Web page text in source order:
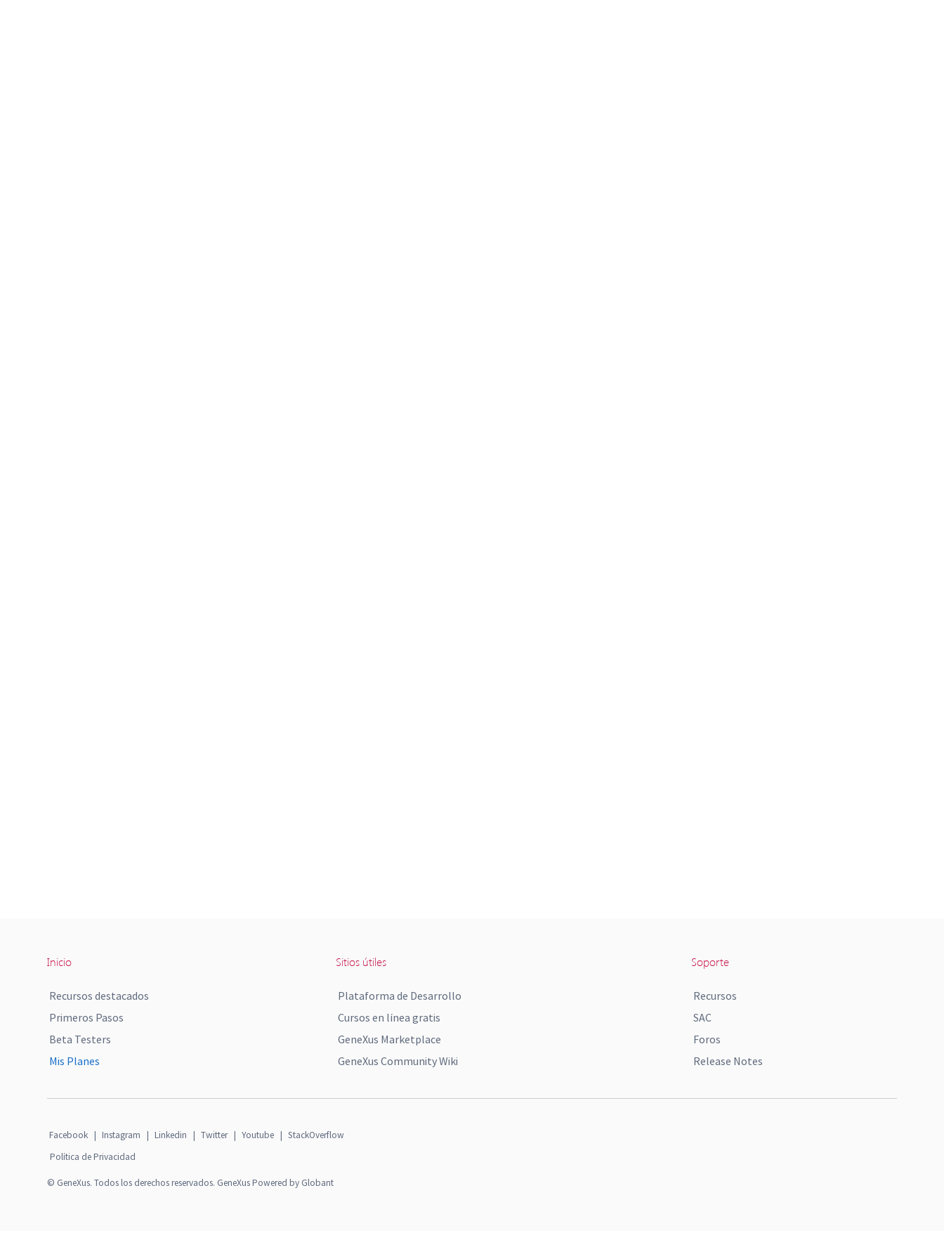
Inicio
Recursos destacados
Primeros Pasos
Beta Testers
Mis Planes
Sitios útiles
Plataforma de Desarrollo
Cursos en línea gratis
GeneXus Marketplace
GeneXus Community Wiki
Soporte
Recursos
SAC
Foros
Release Notes
Facebook | Instagram | Linkedin | Twitter | Youtube | StackOverflow
Política de Privacidad
© GeneXus. Todos los derechos reservados. GeneXus Powered by Globant